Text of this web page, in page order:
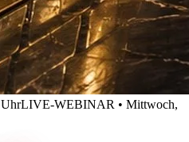
LIVE-WEBINAR • Mittwoch,